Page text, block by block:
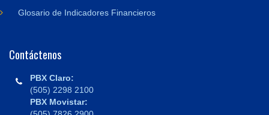
Glosario de Indicadores Financieros
Contáctenos
PBX Claro:
(505) 2298 2100
PBX Movistar: